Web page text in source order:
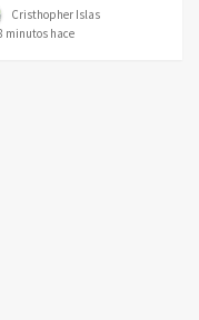
Cristhopher Islas
minutos hace